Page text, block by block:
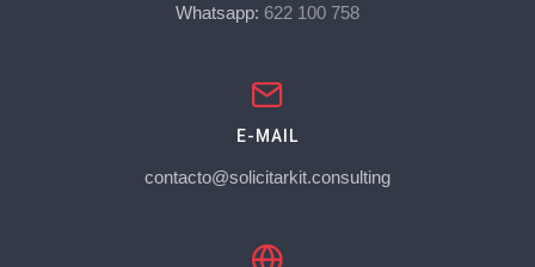
Whatsapp: 622 100 758
E-MAIL
contacto@solicitarkit.consulting